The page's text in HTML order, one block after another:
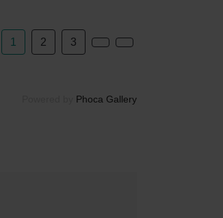
1 2 3
Phoca Gallery